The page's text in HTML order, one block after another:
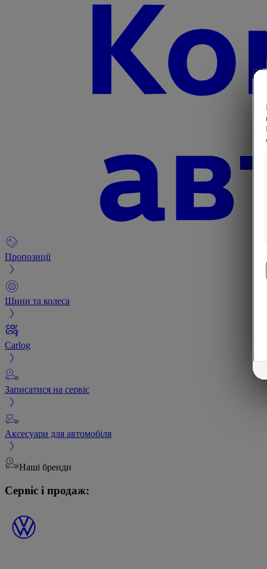
Пропозиції
Шини та колеса
Carlog
Записатися на сервіс
Аксесуари для автомобіля
Наші бренди
Сервіс і продаж: